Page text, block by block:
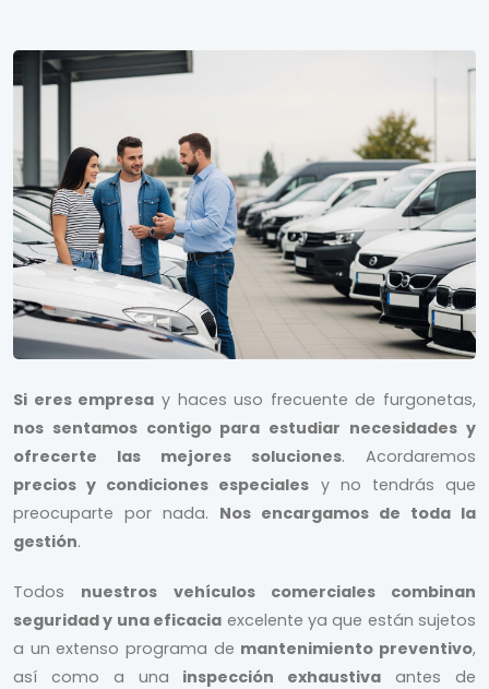
Si eres empresa y haces uso frecuente de furgonetas,
nos sentamos contigo para estudiar necesidades y
ofrecerte las mejores soluciones. Acordaremos
precios y condiciones especiales y no tendrás que
preocuparte por nada. Nos encargamos de toda la
gestión.
Todos nuestros vehículos comerciales combinan
seguridad y una eficacia excelente ya que están sujetos
a un extenso programa de mantenimiento preventivo,
así como a una inspección exhaustiva antes de